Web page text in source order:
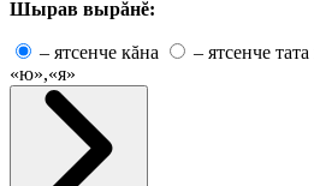
Шырав вырăнĕ:
– ятсенче кăна – ятсенче
«ю»,«я»